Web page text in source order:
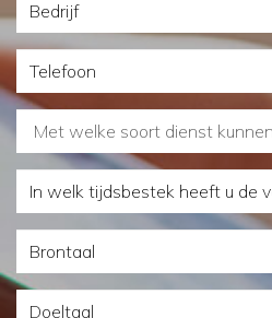
Telefoon
Met
welke
soort
kunnen
we
In
welk
tijdsbestek
heeft
Brontaal
Doeltaal